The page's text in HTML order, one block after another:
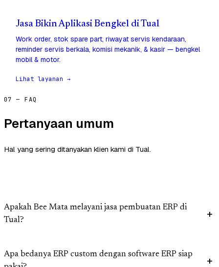
Jasa Bikin Aplikasi Bengkel di Tual
Work order, stok spare part, riwayat servis kendaraan,
reminder servis berkala, komisi mekanik, & kasir — bengkel
mobil & motor.
Lihat layanan →
07 — FAQ
Pertanyaan umum
Hal yang sering ditanyakan klien kami di Tual.
Apakah Bee Mata melayani jasa pembuatan ERP di
Tual?
Apa bedanya ERP custom dengan software ERP siap